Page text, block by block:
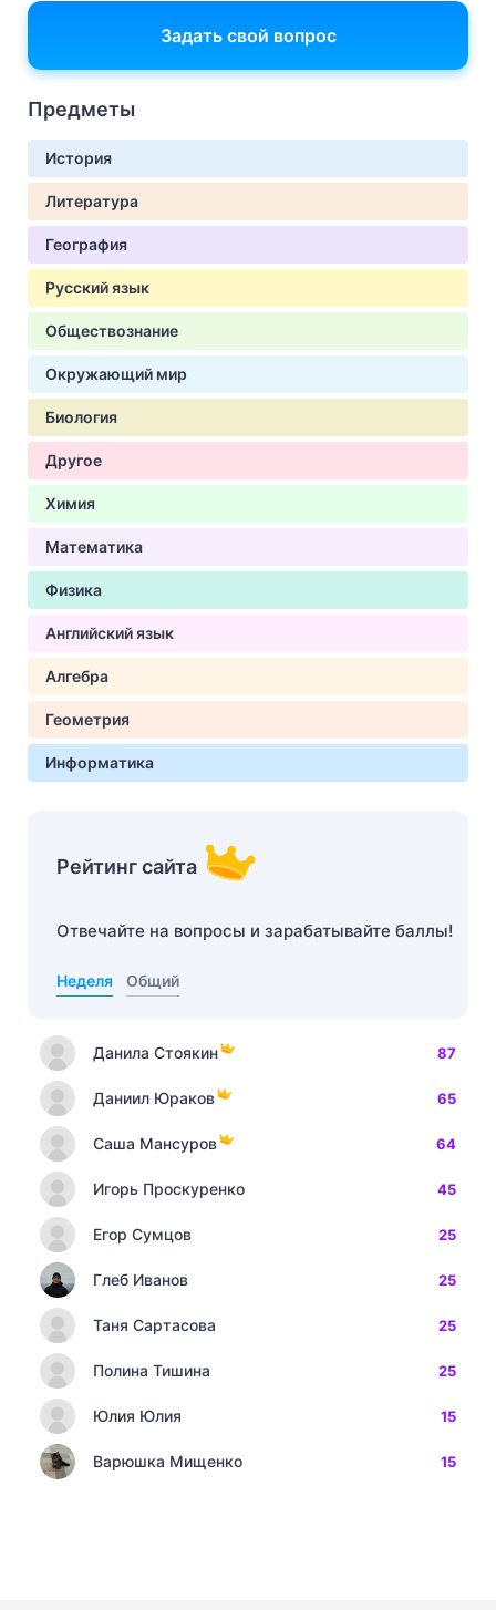
Задать свой вопрос
Предметы
История
Литература
География
Русский язык
Обществознание
Окружающий мир
Биология
Другое
Химия
Математика
Физика
Английский язык
Алгебра
Геометрия
Информатика
Рейтинг сайта
Отвечайте на вопросы и зарабатывайте баллы!
Неделя Общий
Данила Стоякин 87
Даниил Юраков 65
Саша Мансуров 64
Игорь Проскуренко 45
Егор Сумцов 25
Глеб Иванов 25
Таня Сартасова 25
Полина Тишина 25
Юлия Юлия 15
Варюшка Мищенко 15